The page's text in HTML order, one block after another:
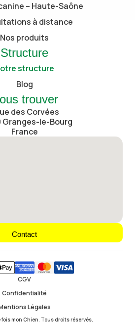
– Haute-Saône
à distance
Nos produits
Structure
structure
Blog
trouver
des Corvées
Granges-le-Bourg
France
Contact
mon Chien. Tous droits réservés.
CGV
Confidentialité
Légales